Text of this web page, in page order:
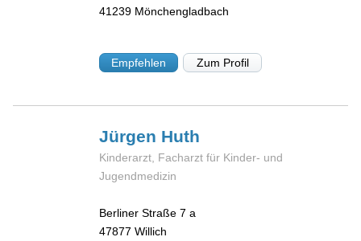
41239 Mönchengladbach
Empfehlen Zum Profil
Jürgen Huth
Kinderarzt, Facharzt für Kinder- und
Jugendmedizin
Berliner Straße 7 a
47877 Willich